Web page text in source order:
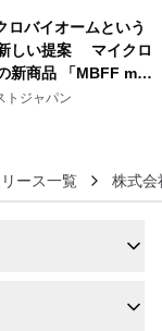
ロバイオームという
しい提案 マイクロ
新商品 「MBFF mb
」を2026年8月6日
トジャパン
ース一覧 株式会